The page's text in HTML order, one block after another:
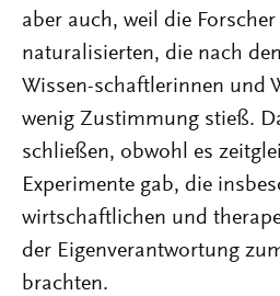
aber auch, weil die Forscher
naturalisierten, die nach
Wissen-schaftlerinnen und
wenig Zustimmung stieß.
schließen, obwohl es
Experimente gab, die
wirtschaftlichen und
der Eigenverantwortung
brachten.